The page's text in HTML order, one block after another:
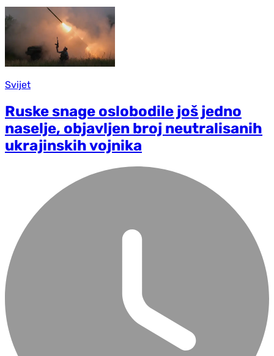
Svijet
Ruske snage oslobodile još jedno
naselje, objavljen broj neutralisanih
ukrajinskih vojnika